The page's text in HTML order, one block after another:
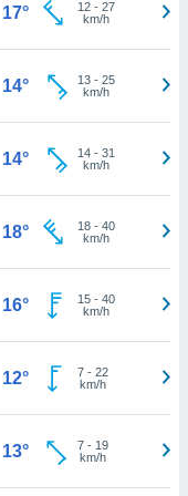
17° 12- 27
km/h
14° 13- 25
km/h
14° 14- 31
km/h
18° 18- 40
km/h
16° 15- 40
km/h
12° 7- 22
km/h
13° 7- 19
km/h